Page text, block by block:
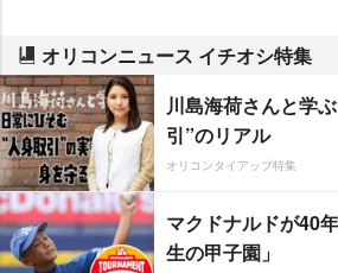
オリコンニュース イチオシ特集
川島海荷さんと学
引”のリアル
オリコンタイアップ特集
マクドナルドが40
生の甲子園」